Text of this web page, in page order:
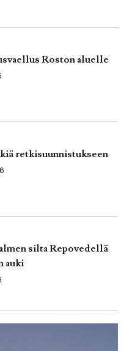
Roston aluelle
retkisuunnistukseen
silta Repovedellä
auki